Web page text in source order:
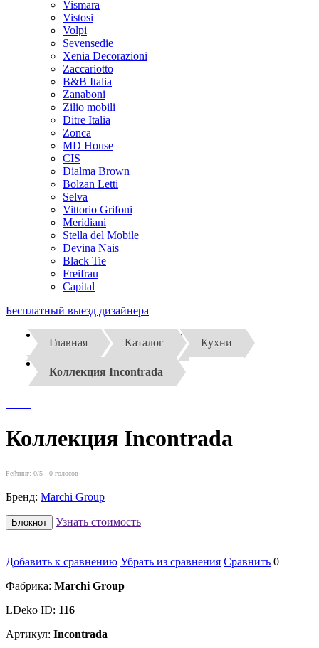
Vismara
Vistosi
Volpi
Sevensedie
Xenia Decorazioni
Zaccariotto
B&B Italia
Zanaboni
Zilio mobili
Ditre Italia
Zonca
MD House
CIS
Dialma Brown
Bolzan Letti
Selva
Vittorio Grifoni
Meridiani
Stella del Mobile
Devina Nais
Black Tie
Freifrau
Capital
Бесплатный выезд дизайнера
Главная Каталог Кухни
Коллекция Incontrada
Коллекция Incontrada
Рейтинг: 0/5 - 0 голосов
Бренд: Marchi Group
Блокнот Узнать стоимость
Добавить к сравнению Убрать из сравнения Сравнить 0
Фабрика: Marchi Group
LDeko ID: 116
Артикул: Incontrada